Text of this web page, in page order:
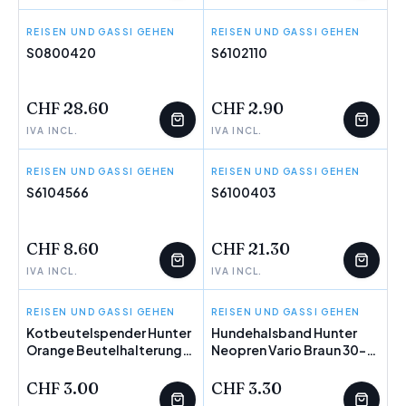
TRIXIE
REISEN UND GASSI GEHEN
S0800420
CHF 28.60
IVA INCL.
GLORIA
REISEN UND GASSI GEHEN
S6102110
CHF 2.90
IVA INCL.
HUNTER
REISEN UND GASSI GEHEN
S6104566
CHF 8.60
IVA INCL.
FLEXI
REISEN UND GASSI GEHEN
S6100403
CHF 21.30
IVA INCL.
HUNTER
WENIGE ÜBRIG
REISEN UND GASSI GEHEN
Kotbeutelspender Hunter
Orange Beutelhalterung
CHF 3.00
HUNTER
WENIGE ÜBRIG
REISEN UND GASSI GEHEN
Hundehalsband Hunter
Neopren Vario Braun 30-
CHF 3.30